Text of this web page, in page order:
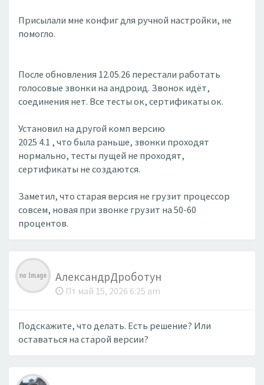
Присылали мне конфиг для ручной настройки, не
помогло.
После обновления 12.05.26 перестали работать
голосовые звонки на андроид. Звонок идёт,
соединения нет. Все тесты ок, сертификаты ок.
Установил на другой комп версию
2025 4.1 , что была раньше, звонки проходят
нормально, тесты пущей не проходят,
сертификаты не создаются.
Заметил, что старая версия не грузит процессор
совсем, новая при звонке грузит на 50-60
процентов.
АлександрДроботун
Пт май 15, 2026 6:25 am
Подскажите, что делать. Есть решение? Или
оставаться на старой версии?